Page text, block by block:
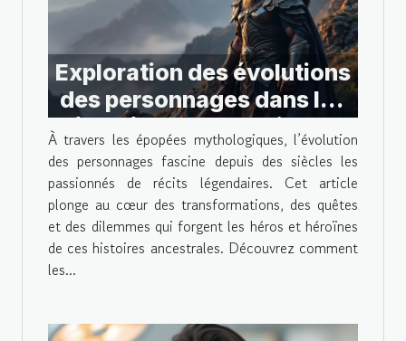
Exploration des évolutions
des personnages dans les
épopées mythologiques
À travers les épopées mythologiques, l’évolution
des personnages fascine depuis des siècles les
passionnés de récits légendaires. Cet article
plonge au cœur des transformations, des quêtes
et des dilemmes qui forgent les héros et héroïnes
de ces histoires ancestrales. Découvrez comment
les...